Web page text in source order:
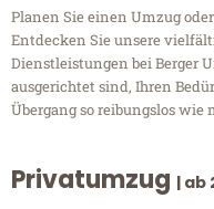
Planen Sie einen Umzug
Entdecken Sie unsere
Dienstleistungen bei Berger
ausgerichtet sind, Ihren
Übergang so reibungslos wie
Privatumzug | ab